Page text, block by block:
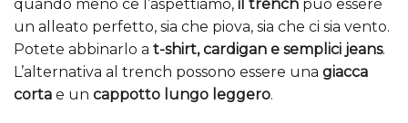
quando meno ce l’aspettiamo, il trench può essere
un alleato perfetto, sia che piova, sia che ci sia vento.
Potete abbinarlo a t-shirt, cardigan e semplici jeans.
L’alternativa al trench possono essere una giacca
corta e un cappotto lungo leggero.